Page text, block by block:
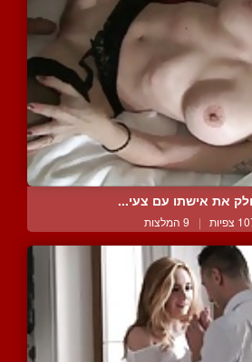
את אישתו עם צעי...
| 9 המלצות